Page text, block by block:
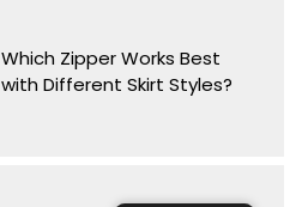
Which Zipper Works Best
with Different Skirt Styles?